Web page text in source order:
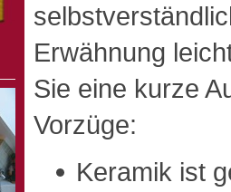
Erwähnung
Sie eine kurze
Vorzüge:
Keramik ist